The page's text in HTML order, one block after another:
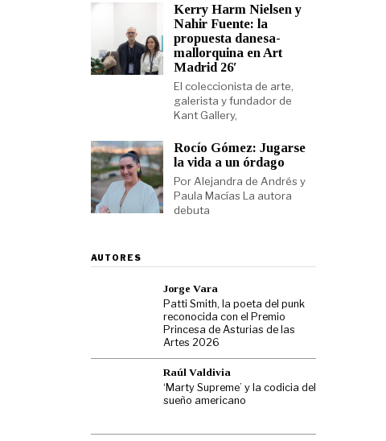
Kerry Harm Nielsen y
Nahir Fuente: la
propuesta danesa-
mallorquina en Art
Madrid 26′
El coleccionista de arte,
galerista y fundador de
Kant Gallery,
Rocío Gómez: Jugarse
la vida a un órdago
Por Alejandra de Andrés y
Paula Macías La autora
debuta
AUTORES
Jorge Vara
Patti Smith, la poeta del punk
reconocida con el Premio
Princesa de Asturias de las
Artes 2026
Raúl Valdivia
‘Marty Supreme’ y la codicia del
sueño americano